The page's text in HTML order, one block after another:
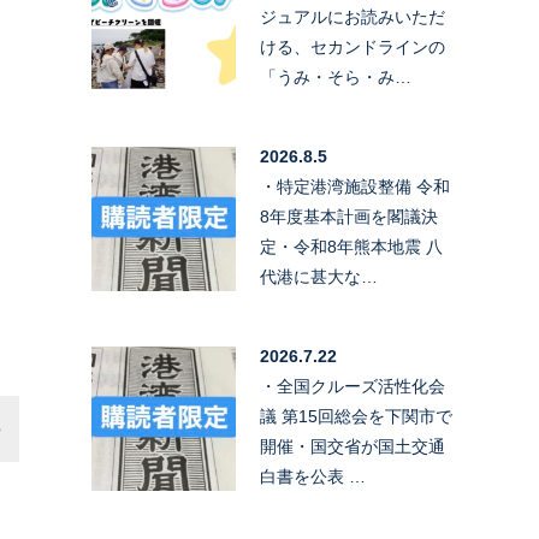
ジュアルにお読みいただ
ける、セカンドラインの
「うみ・そら・み…
2026.8.5
・特定港湾施設整備 令和
8年度基本計画を閣議決
定・令和8年熊本地震 八
代港に甚大な…
2026.7.22
・全国クルーズ活性化会
議 第15回総会を下関市で
開催・国交省が国土交通
白書を公表 …